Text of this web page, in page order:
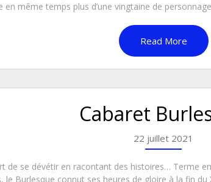
même temps plus d’une vingtaine de
Read More
Cabaret
22 juillet 2021
de se dévétir en racontant des histoires… Terme
Burlesque connut ses heures de gloire à la fin